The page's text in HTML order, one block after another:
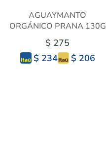
AGUAYMANTO
ORGÁNICO PRANA 130G
$ 275
$ 234
$ 206